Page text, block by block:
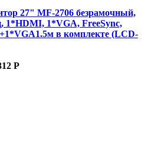
27" MF-2706 безрамочный,
1*HDMI, 1*VGA, FreeSync,
в комплекте (LCD-
Р